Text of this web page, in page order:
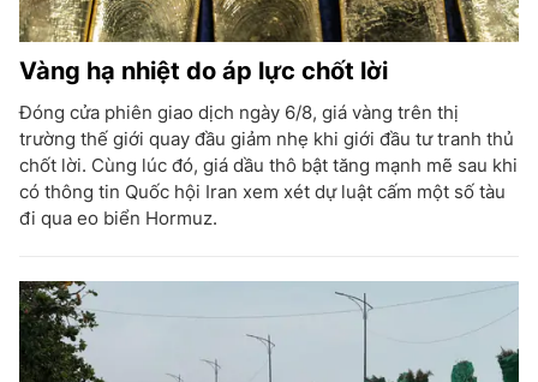
Vàng hạ nhiệt do áp lực chốt lời
Đóng cửa phiên giao dịch ngày 6/8, giá vàng trên thị
trường thế giới quay đầu giảm nhẹ khi giới đầu tư tranh thủ
chốt lời. Cùng lúc đó, giá dầu thô bật tăng mạnh mẽ sau khi
có thông tin Quốc hội Iran xem xét dự luật cấm một số tàu
đi qua eo biển Hormuz.